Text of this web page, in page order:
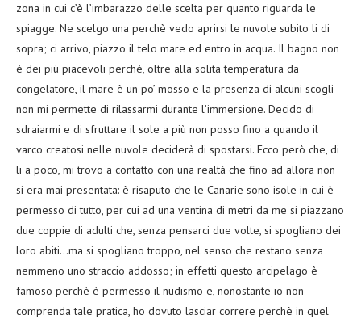
zona in cui c’è l’imbarazzo delle scelta per quanto riguarda le
spiagge. Ne scelgo una perchè vedo aprirsi le nuvole subito li di
sopra; ci arrivo, piazzo il telo mare ed entro in acqua. Il bagno non
è dei più piacevoli perchè, oltre alla solita temperatura da
congelatore, il mare è un po’ mosso e la presenza di alcuni scogli
non mi permette di rilassarmi durante l’immersione. Decido di
sdraiarmi e di sfruttare il sole a più non posso fino a quando il
varco creatosi nelle nuvole deciderà di spostarsi. Ecco però che, di
li a poco, mi trovo a contatto con una realtà che fino ad allora non
si era mai presentata: è risaputo che le Canarie sono isole in cui è
permesso di tutto, per cui ad una ventina di metri da me si piazzano
due coppie di adulti che, senza pensarci due volte, si spogliano dei
loro abiti…ma si spogliano troppo, nel senso che restano senza
nemmeno uno straccio addosso; in effetti questo arcipelago è
famoso perchè è permesso il nudismo e, nonostante io non
comprenda tale pratica, ho dovuto lasciar correre perchè in quel